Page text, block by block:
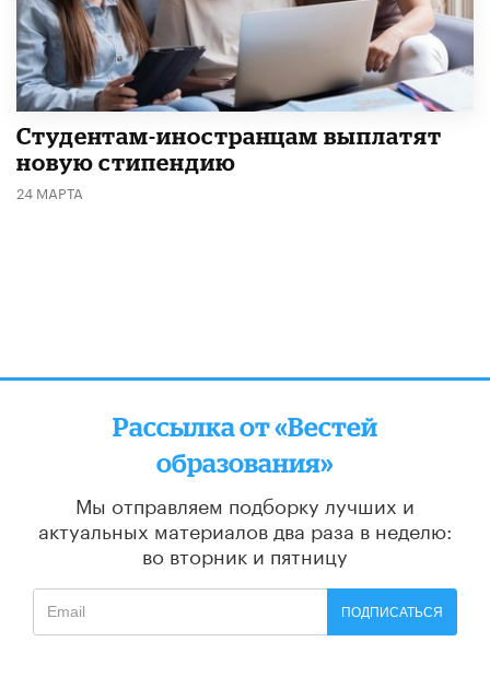
Студентам-иностранцам выплатят
новую стипендию
24 МАРТА
Рассылка от «Вестей
образования»
Мы отправляем подборку лучших и
актуальных материалов два раза в неделю:
во вторник и пятницу
ПОДПИСАТЬСЯ